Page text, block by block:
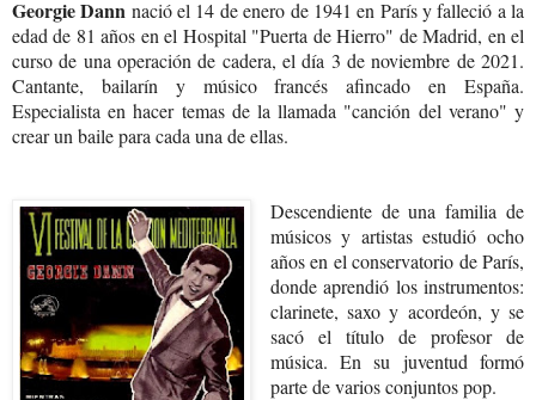
Georgie Dann nació el 14 de enero de 1941 en París y falleció a la
edad de 81 años en el Hospital "Puerta de Hierro" de Madrid, en el
curso de una operación de cadera, el día 3 de noviembre de 2021.
Cantante, bailarín y músico francés afincado en España.
Especialista en hacer temas de la llamada "canción del verano" y
crear un baile para cada una de ellas.
Descendiente de una familia de
músicos y artistas estudió ocho
años en el conservatorio de París,
donde aprendió los instrumentos:
clarinete, saxo y acordeón, y se
sacó el título de profesor de
música. En su juventud formó
parte de varios conjuntos pop.